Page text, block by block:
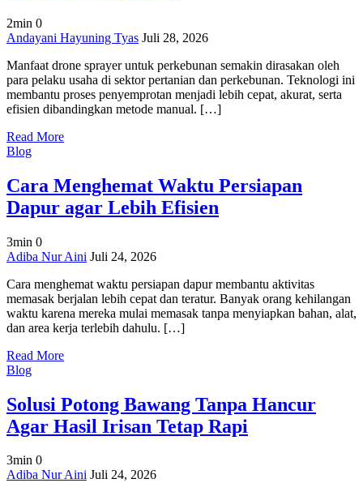
2min 0
on
Drone
Sprayer
untuk
Perkebunan
Andayani Hayuning Tyas Juli 28, 2026
Manfaat drone sprayer untuk perkebunan semakin dirasakan oleh
para pelaku usaha di sektor pertanian dan perkebunan. Teknologi ini
membantu proses penyemprotan menjadi lebih cepat, akurat, serta
efisien dibandingkan metode manual. […]
Read More
Blog
Cara Menghemat Waktu Persiapan
Dapur agar Lebih Efisien
3min 0
on
Menghemat
Waktu
Persiapan
Dapur
Lebih
Efisien
Adiba Nur Aini Juli 24, 2026
Cara menghemat waktu persiapan dapur membantu aktivitas
memasak berjalan lebih cepat dan teratur. Banyak orang kehilangan
waktu karena mereka mulai memasak tanpa menyiapkan bahan, alat,
dan area kerja terlebih dahulu. […]
Read More
Blog
Solusi Potong Bawang Tanpa Hancur
Agar Hasil Irisan Tetap Rapi
3min 0
on
Adiba Nur Aini Juli 24, 2026